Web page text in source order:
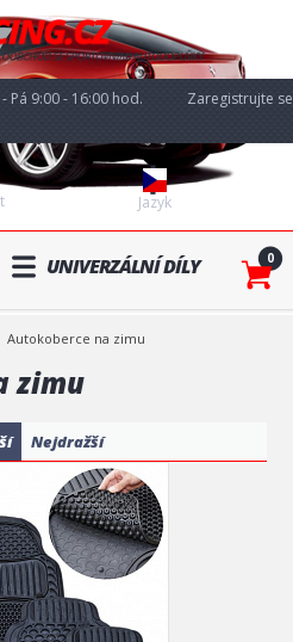
Pá 9:00 - 16:00 hod.
Jazyk
Zaregistrujte se
UNIVERZÁLNÍ DÍLY 0
Autokoberce na zimu
zimu
Nejdražší